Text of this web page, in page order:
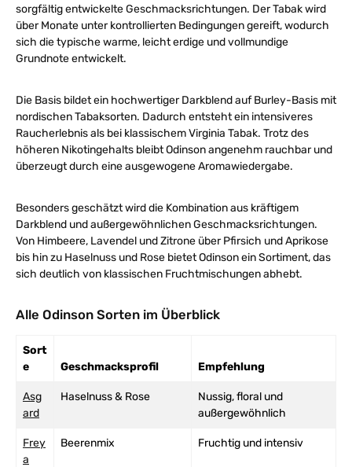
sorgfältig entwickelte Geschmacksrichtungen. Der Tabak wird
über Monate unter kontrollierten Bedingungen gereift, wodurch
sich die typische warme, leicht erdige und vollmundige
Grundnote entwickelt.
Die Basis bildet ein hochwertiger Darkblend auf Burley-Basis mit
nordischen Tabaksorten. Dadurch entsteht ein intensiveres
Raucherlebnis als bei klassischem Virginia Tabak. Trotz des
höheren Nikotingehalts bleibt Odinson angenehm rauchbar und
überzeugt durch eine ausgewogene Aromawiedergabe.
Besonders geschätzt wird die Kombination aus kräftigem
Darkblend und außergewöhnlichen Geschmacksrichtungen.
Von Himbeere, Lavendel und Zitrone über Pfirsich und Aprikose
bis hin zu Haselnuss und Rose bietet Odinson ein Sortiment, das
sich deutlich von klassischen Fruchtmischungen abhebt.
Alle Odinson Sorten im Überblick
Sort
e
Geschmacksprofil Empfehlung
Asg
ard
Haselnuss & Rose
Nussig, floral und
außergewöhnlich
Frey
a
Beerenmix Fruchtig und intensiv